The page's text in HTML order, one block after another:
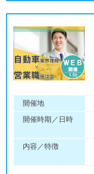
開催地
開催時期／日時
内容／特徴